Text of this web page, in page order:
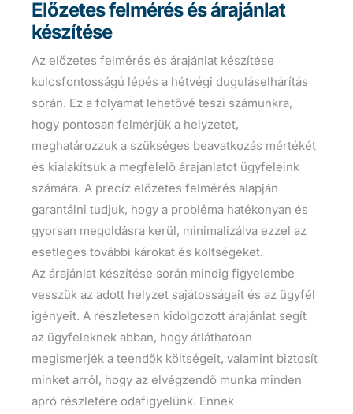
Előzetes felmérés és árajánlat
készítése
Az előzetes felmérés és árajánlat készítése
kulcsfontosságú lépés a hétvégi duguláselhárítás
során. Ez a folyamat lehetővé teszi számunkra,
hogy pontosan felmérjük a helyzetet,
meghatározzuk a szükséges beavatkozás mértékét
és kialakítsuk a megfelelő árajánlatot ügyfeleink
számára. A precíz előzetes felmérés alapján
garantálni tudjuk, hogy a probléma hatékonyan és
gyorsan megoldásra kerül, minimalizálva ezzel az
esetleges további károkat és költségeket.
Az árajánlat készítése során mindig figyelembe
vesszük az adott helyzet sajátosságait és az ügyfél
igényeit. A részletesen kidolgozott árajánlat segít
az ügyfeleknek abban, hogy átláthatóan
megismerjék a teendők költségeit, valamint biztosít
minket arról, hogy az elvégzendő munka minden
apró részletére odafigyelünk. Ennek